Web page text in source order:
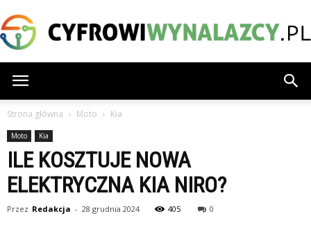
Strona główna Moto Kia
Moto Kia
ILE KOSZTUJE NOWA
ELEKTRYCZNA KIA NIRO?
Przez Redakcja - 28 grudnia 2024 405 0